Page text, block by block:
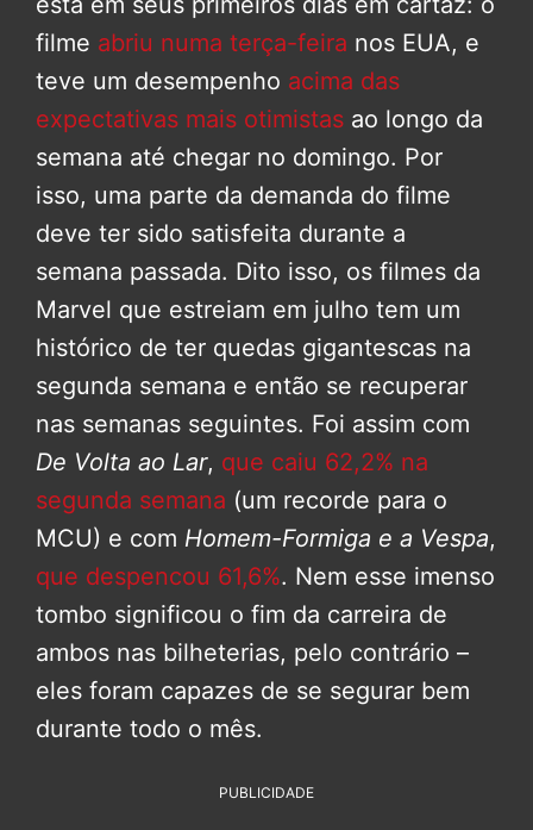
filme abriu numa terça-feira nos EUA, e
teve um desempenho acima das
expectativas mais otimistas ao longo da
semana até chegar no domingo. Por
isso, uma parte da demanda do filme
deve ter sido satisfeita durante a
semana passada. Dito isso, os filmes da
Marvel que estreiam em julho tem um
histórico de ter quedas gigantescas na
segunda semana e então se recuperar
nas semanas seguintes. Foi assim com
De Volta ao Lar, que caiu 62,2% na
segunda semana (um recorde para o
MCU) e com Homem-Formiga e a Vespa,
que despencou 61,6%. Nem esse imenso
tombo significou o fim da carreira de
ambos nas bilheterias, pelo contrário –
eles foram capazes de se segurar bem
durante todo o mês.
PUBLICIDADE